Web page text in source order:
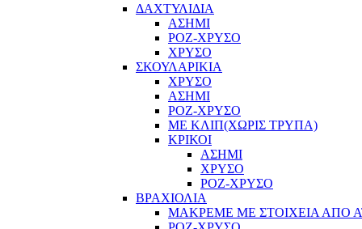
ΔΑΧΤΥΛΙΔΙΑ
ΑΣΗΜΙ
ΡΟΖ-ΧΡΥΣΟ
ΧΡΥΣΟ
ΣΚΟΥΛΑΡΙΚΙΑ
ΧΡΥΣΟ
ΑΣΗΜΙ
ΡΟΖ-ΧΡΥΣΟ
ΜΕ ΚΛΙΠ(ΧΩΡΙΣ ΤΡΥΠΑ)
ΚΡΙΚΟΙ
ΑΣΗΜΙ
ΧΡΥΣΟ
ΡΟΖ-ΧΡΥΣΟ
ΒΡΑΧΙΟΛΙΑ
ΜΑΚΡΕΜΕ ΜΕ ΣΤΟΙΧΕΙΑ ΑΠΟ